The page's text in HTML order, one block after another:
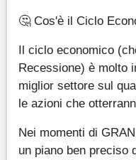
🤔 Cos'è il Ciclo
Il ciclo economico
Recessione) è molto
miglior settore sul
le azioni che
Nei momenti di
un piano ben preciso